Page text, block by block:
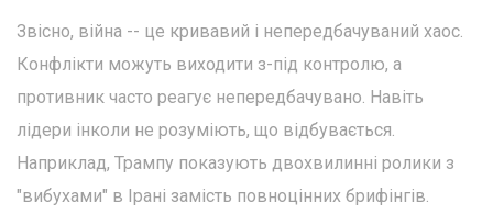
Звісно, війна -- це кривавий і непередбачуваний хаос.
Конфлікти можуть виходити з-під контролю, а
противник часто реагує непередбачувано. Навіть
лідери інколи не розуміють, що відбувається.
Наприклад, Трампу показують двохвилинні ролики з
"вибухами" в Ірані замість повноцінних брифінгів.